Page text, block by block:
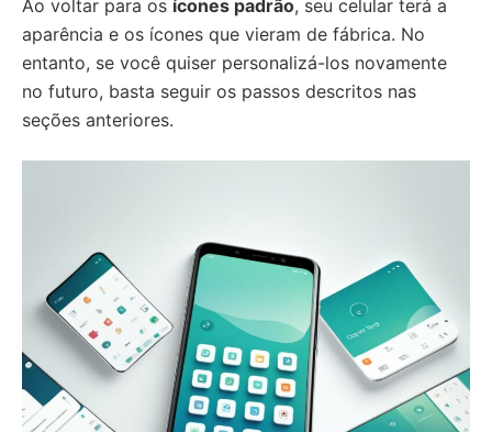
Ao voltar para os ícones padrão, seu celular terá a
aparência e os ícones que vieram de fábrica. No
entanto, se você quiser personalizá-los novamente
no futuro, basta seguir os passos descritos nas
seções anteriores.